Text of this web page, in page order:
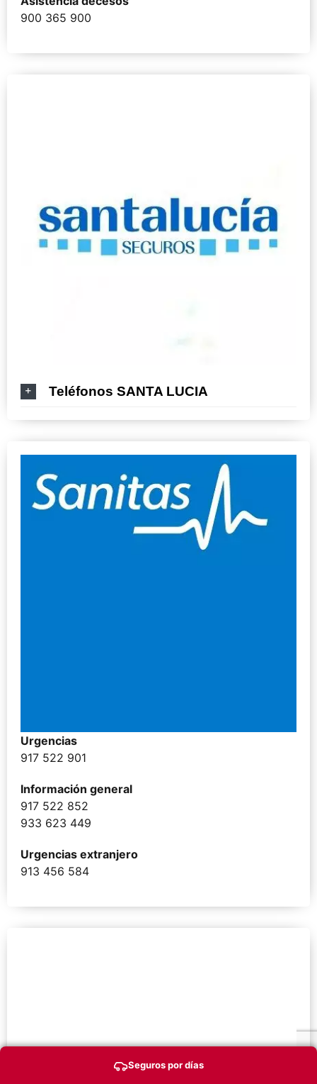
Seguros por días
900 365 900
Teléfonos SANTA LUCIA
Urgencias
917 522 901
Información general
917 522 852
933 623 449
Urgencias extranjero
913 456 584